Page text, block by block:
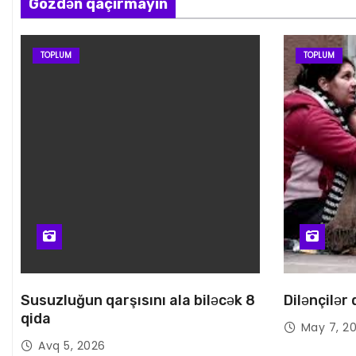
Gözdən qaçırmayın
TOPLUM
Susuzluğun qarşısını ala biləcək 8
qida
Avq 5, 2026
TOPLUM
Dilənçilər
May 7,